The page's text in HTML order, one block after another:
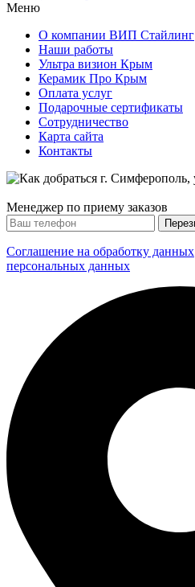
Меню
О компании ВИП Стайлинг
Наши работы
Ультра визион Крым
Керамик Про Крым
Оплата услуг
Подарочные сертификаты
Сотрудничество
Карта сайта
Контакты
Менеджер по приему заказов
Соглашение на обработку данных
персональных данных